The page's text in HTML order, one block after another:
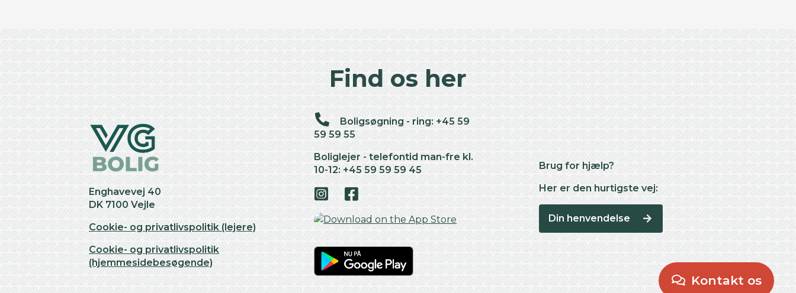
Find os her
Enghavevej 40
DK 7100 Vejle
Cookie- og privatlivspolitik (lejere)
Cookie- og privatlivspolitik
(hjemmesidebesøgende)
Boligsøgning - ring: +45 59
59 59 55
Boliglejer - telefontid man-fre kl.
10-12: +45 59 59 59 45
Brug for hjælp?
Her er den hurtigste vej:
Din henvendelse
Kontakt os